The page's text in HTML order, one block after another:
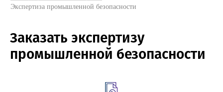
Экспертиза промышленной безопасности
Заказать экспертизу
промышленной безопасности